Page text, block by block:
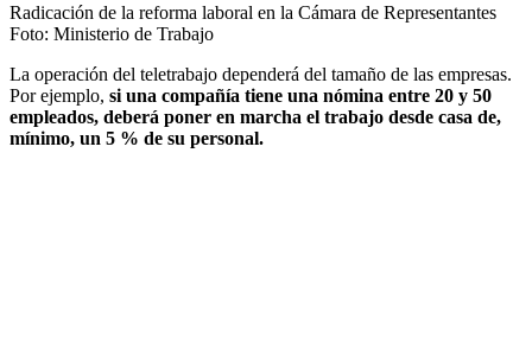
Radicación de la reforma laboral en la Cámara de Representantes
Foto: Ministerio de Trabajo
La operación del teletrabajo dependerá del tamaño de las empresas.
Por ejemplo, si una compañía tiene una nómina entre 20 y 50
empleados, deberá poner en marcha el trabajo desde casa de,
mínimo, un 5 % de su personal.